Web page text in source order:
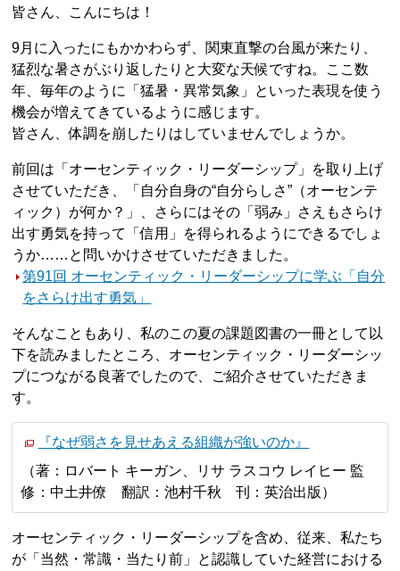
皆さん、こんにちは！
9月に入ったにもかかわらず、関東直撃の台風が来たり、
猛烈な暑さがぶり返したりと大変な天候ですね。ここ数
年、毎年のように「猛暑・異常気象」といった表現を使う
機会が増えてきているように感じます。
皆さん、体調を崩したりはしていませんでしょうか。
前回は「オーセンティック・リーダーシップ」を取り上げ
させていただき、「自分自身の“自分らしさ”（オーセンテ
ィック）が何か？」、さらにはその「弱み」さえもさらけ
出す勇気を持って「信用」を得られるようにできるでしょ
うか……と問いかけさせていただきました。
第91回 オーセンティック・リーダーシップに学ぶ「自分
をさらけ出す勇気」
そんなこともあり、私のこの夏の課題図書の一冊として以
下を読みましたところ、オーセンティック・リーダーシッ
プにつながる良著でしたので、ご紹介させていただきま
す。
『なぜ弱さを見せあえる組織が強いのか』
（著：ロバート キーガン、リサ ラスコウ レイヒー 監
修：中土井僚 翻訳：池村千秋 刊：英治出版）
オーセンティック・リーダーシップを含め、従来、私たち
が「当然・常識・当たり前」と認識していた経営における